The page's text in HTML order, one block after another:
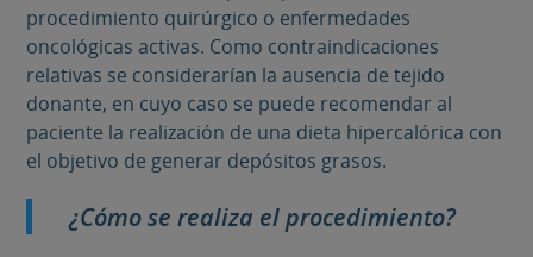
procedimiento quirúrgico o enfermedades
oncológicas activas. Como contraindicaciones
relativas se considerarían la ausencia de tejido
donante, en cuyo caso se puede recomendar al
paciente la realización de una dieta hipercalórica con
el objetivo de generar depósitos grasos.
¿Cómo se realiza el procedimiento?